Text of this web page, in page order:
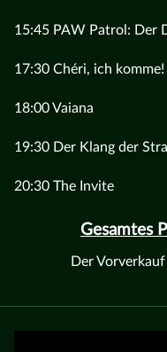
15:45 PAW Patrol: Der
17:30 Chéri, ich
18:00 Vaiana
19:30 Der Klang der
20:30 The Invite
Gesamtes
Der